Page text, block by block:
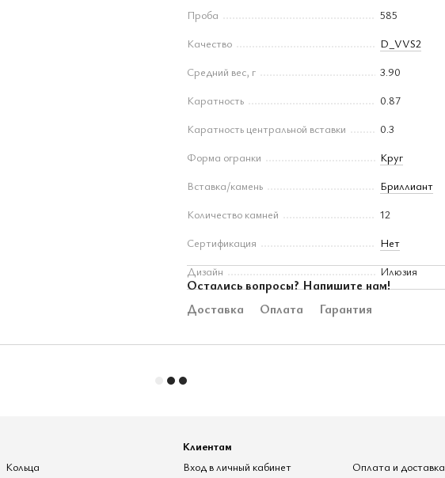
Проба
585
Качество
D_VVS2
Средний вес, г
3.90
Каратность
0.87
Каратность центральной вставки
0.3
Форма огранки
Круг
Вставка/камень
Бриллиант
Количество камней
12
Сертификация
Нет
Дизайн
Илюзия
Остались вопросы? Напишите нам!
Доставка
Оплата Гарантия
Кольца
Клиентам
Вход в личный кабинет
Оплата и доставка